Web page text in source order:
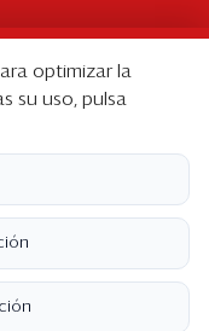
optimizar la
su uso, pulsa